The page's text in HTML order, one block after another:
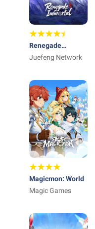
Renegade
Immortal
Juefeng Network
Magicmon: World
Magic Games